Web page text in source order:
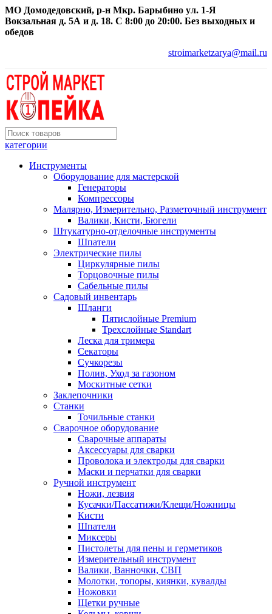
МО Домодедовский, р-н Мкр. Барыбино ул. 1-Я
Вокзальная д. 5А и д. 18. С 8:00 до 20:00. Без выходных и
обедов
stroimarketzarya@mail.ru
категории
Инструменты
Оборудование для мастерской
Генераторы
Компрессоры
Малярно, Измерительно, Разметочный инструмент
Валики, Кисти, Бюгели
Штукатурно-отделочные инструменты
Шпатели
Электрические пилы
Циркулярные пилы
Торцовочные пилы
Сабельные пилы
Садовый инвентарь
Шланги
Пятислойные Premium
Трехслойные Standart
Леска для тримера
Секаторы
Сучкорезы
Полив, Уход за газоном
Москитные сетки
Заклепочники
Станки
Точильные станки
Сварочное оборудование
Сварочные аппараты
Аксессуары для сварки
Проволока и электроды для сварки
Маски и перчатки для сварки
Ручной инструмент
Ножи, лезвия
Кусачки/Пассатижи/Клещи/Ножницы
Кисти
Шпатели
Миксеры
Пистолеты для пены и герметиков
Измерительный инструмент
Валики, Ванночки, СВП
Молотки, топоры, киянки, кувалды
Ножовки
Щетки ручные